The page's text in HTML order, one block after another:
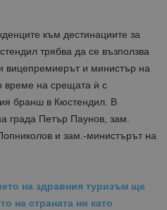
към дестинациите за
трябва да се възползва
вицепремиерът и министър на
време на срещата ѝ с
бранш в Кюстендил. В
града Петър Паунов, зам.
и зам.-министърът на
на здравния туризъм ще
на страната ни като